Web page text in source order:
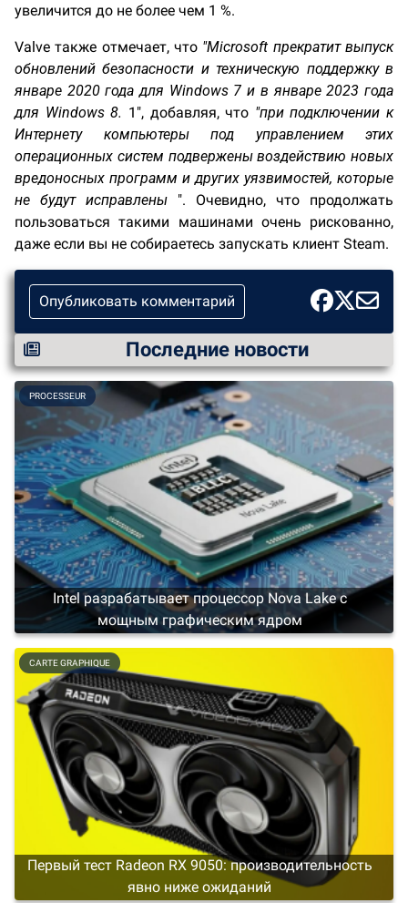
увеличится до не более чем 1 %.
Valve также отмечает, что "Microsoft прекратит выпуск
обновлений безопасности и техническую поддержку в
январе 2020 года для Windows 7 и в январе 2023 года
для Windows 8. 1", добавляя, что "при подключении к
Интернету компьютеры под управлением этих
операционных систем подвержены воздействию новых
вредоносных программ и других уязвимостей, которые
не будут исправлены ". Очевидно, что продолжать
пользоваться такими машинами очень рискованно,
даже если вы не собираетесь запускать клиент Steam.
Опубликовать комментарий
Последние новости
Intel разрабатывает процессор Nova Lake с
мощным графическим ядром
PROCESSEUR
Первый тест Radeon RX 9050: производительность
явно ниже ожиданий
CARTE GRAPHIQUE